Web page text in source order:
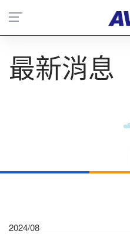
最新消息
2024/08